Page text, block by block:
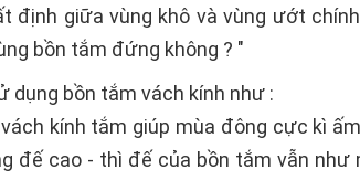
định giữa vùng khô và vùng ướt
bồn tắm đứng không ? "
dụng bồn tắm vách kính như :
kính tắm giúp mùa đông cực kì
đế cao - thì đế của bồn tắm vẫn